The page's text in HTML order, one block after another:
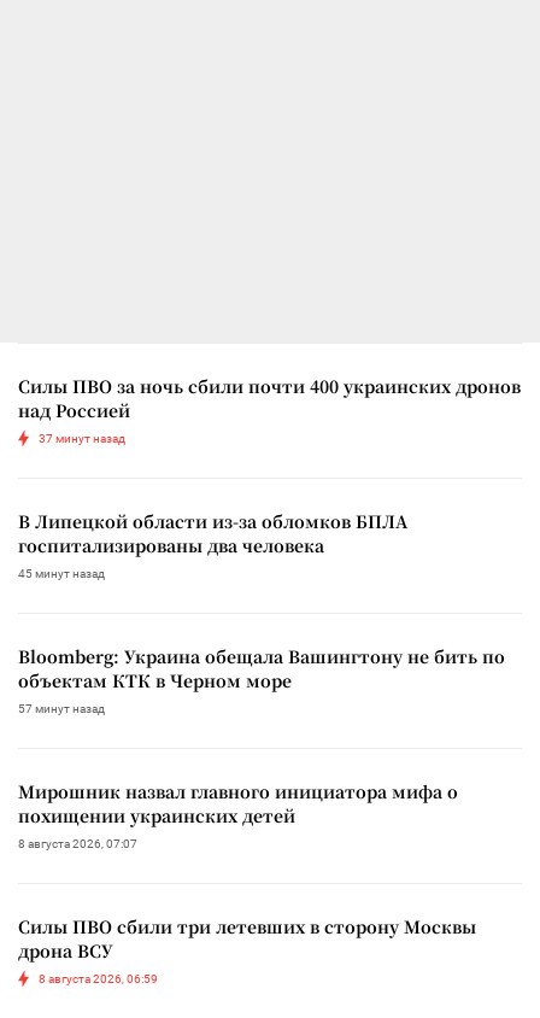
Силы ПВО за ночь сбили почти 400 украинских дронов
над Россией
37 минут назад
В Липецкой области из-за обломков БПЛА
госпитализированы два человека
45 минут назад
Bloomberg: Украина обещала Вашингтону не бить по
объектам КТК в Черном море
57 минут назад
Мирошник назвал главного инициатора мифа о
похищении украинских детей
8 августа 2026, 07:07
Силы ПВО сбили три летевших в сторону Москвы
дрона ВСУ
8 августа 2026, 06:59